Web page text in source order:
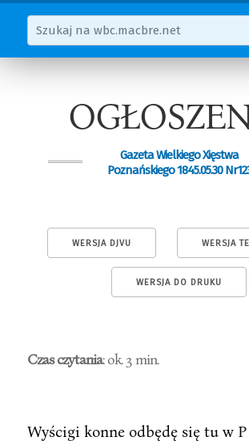
Gazeta Wielkiego Xięstwa
Poznańskiego 1845.05.30
WERSJA DJVU WERSJA
WERSJA DO DRUKU
Czas czytania: ok. 3 min.
Wyścigi konne odbędę się tu w